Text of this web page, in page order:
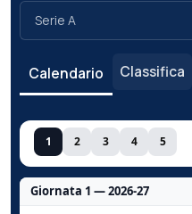
Calendario Classifica
1 2 3 4 5
Giornata 1 — 2026-27